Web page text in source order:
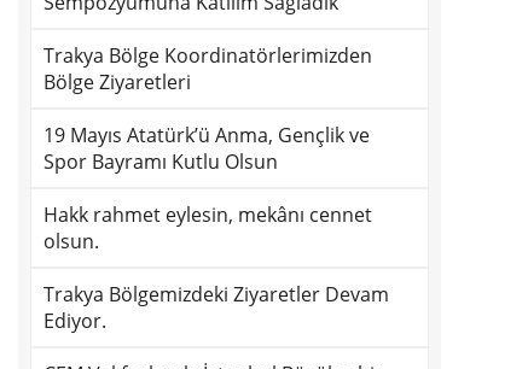
Trakya Bölge Koordinatörlerimizden
Bölge Ziyaretleri
19 Mayıs Atatürk’ü Anma, Gençlik ve
Spor Bayramı Kutlu Olsun
Hakk rahmet eylesin, mekânı cennet
olsun.
Trakya Bölgemizdeki Ziyaretler Devam
Ediyor.